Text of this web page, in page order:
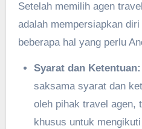
Setelah memilih agen
adalah mempersiapkan
beberapa hal yang perlu
Syarat dan Ketentuan:
saksama syarat dan
oleh pihak travel agen,
khusus untuk